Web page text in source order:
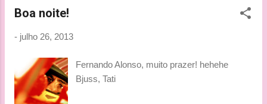
Globo . O ultimo dia do Papa no país deve
tomar praticamente toda a programação e
Boa noite!
- julho 26, 2013
Fernando Alonso, muito prazer! hehehe
Bjuss, Tati